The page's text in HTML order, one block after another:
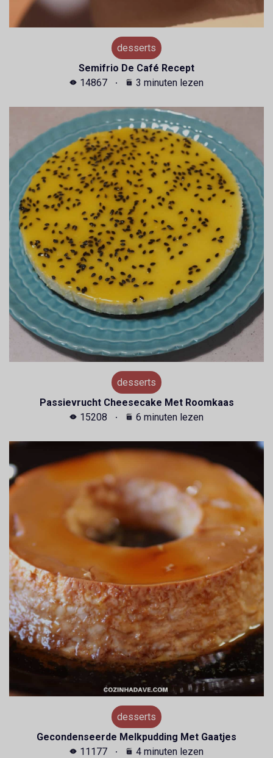
desserts
Semifrio De Café Recept
14867
3 minuten lezen
desserts
Passievrucht Cheesecake Met Roomkaas
15208
6 minuten lezen
desserts
Gecondenseerde Melkpudding Met Gaatjes
11177
4 minuten lezen